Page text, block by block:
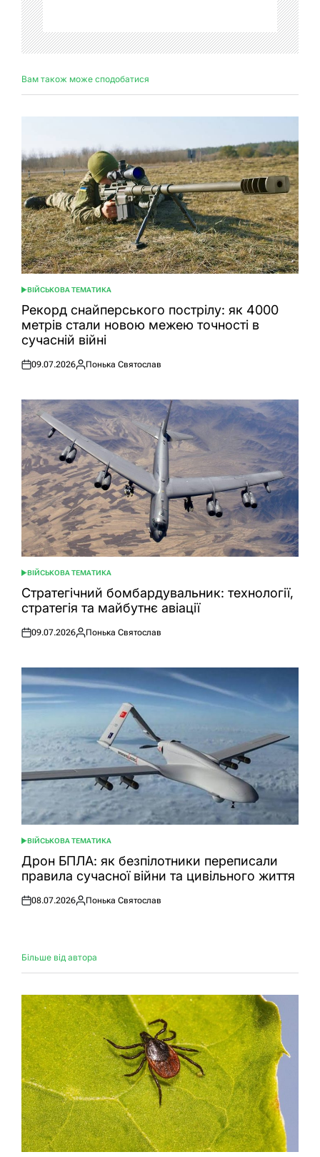
Вам також може сподобатися
ОПУБЛІКУВАТИ
У
ВІЙСЬКОВА ТЕМАТИКА
Рекорд снайперського пострілу: як 4000
метрів стали новою межею точності в
сучасній війні
Оприлюднено
09.07.2026
Опубліковано
Понька Святослав
ОПУБЛІКУВАТИ
У
ВІЙСЬКОВА ТЕМАТИКА
Стратегічний бомбардувальник: технології,
стратегія та майбутнє авіації
Оприлюднено
09.07.2026
Опубліковано
Понька Святослав
ОПУБЛІКУВАТИ
У
ВІЙСЬКОВА ТЕМАТИКА
Дрон БПЛА: як безпілотники переписали
правила сучасної війни та цивільного життя
Оприлюднено
08.07.2026
Опубліковано
Понька Святослав
Більше від автора